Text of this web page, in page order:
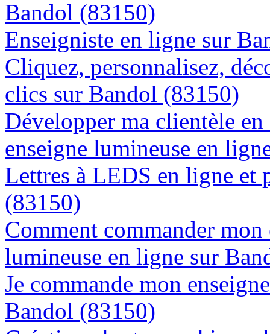
Bandol (83150)
Enseigniste en ligne sur
Cliquez, personnalisez,
clics sur Bandol (83150)
Développer ma clientèle
enseigne lumineuse en
Lettres à LEDS en ligne et
(83150)
Comment commander
lumineuse en ligne sur
Je commande mon
Bandol (83150)